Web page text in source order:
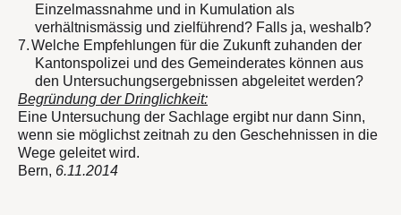
Einzelmassnahme und in Kumulation als
verhältnismässig und zielführend? Falls ja, weshalb?
7.Welche Empfehlungen für die Zukunft zuhanden der
Kantonspolizei und des Gemeinderates können aus
den Untersuchungsergebnissen abgeleitet werden?
Begründung der Dringlichkeit:
Eine Untersuchung der Sachlage ergibt nur dann Sinn,
wenn sie möglichst zeitnah zu den Geschehnissen in die
Wege geleitet wird.
Bern, 6.11.2014